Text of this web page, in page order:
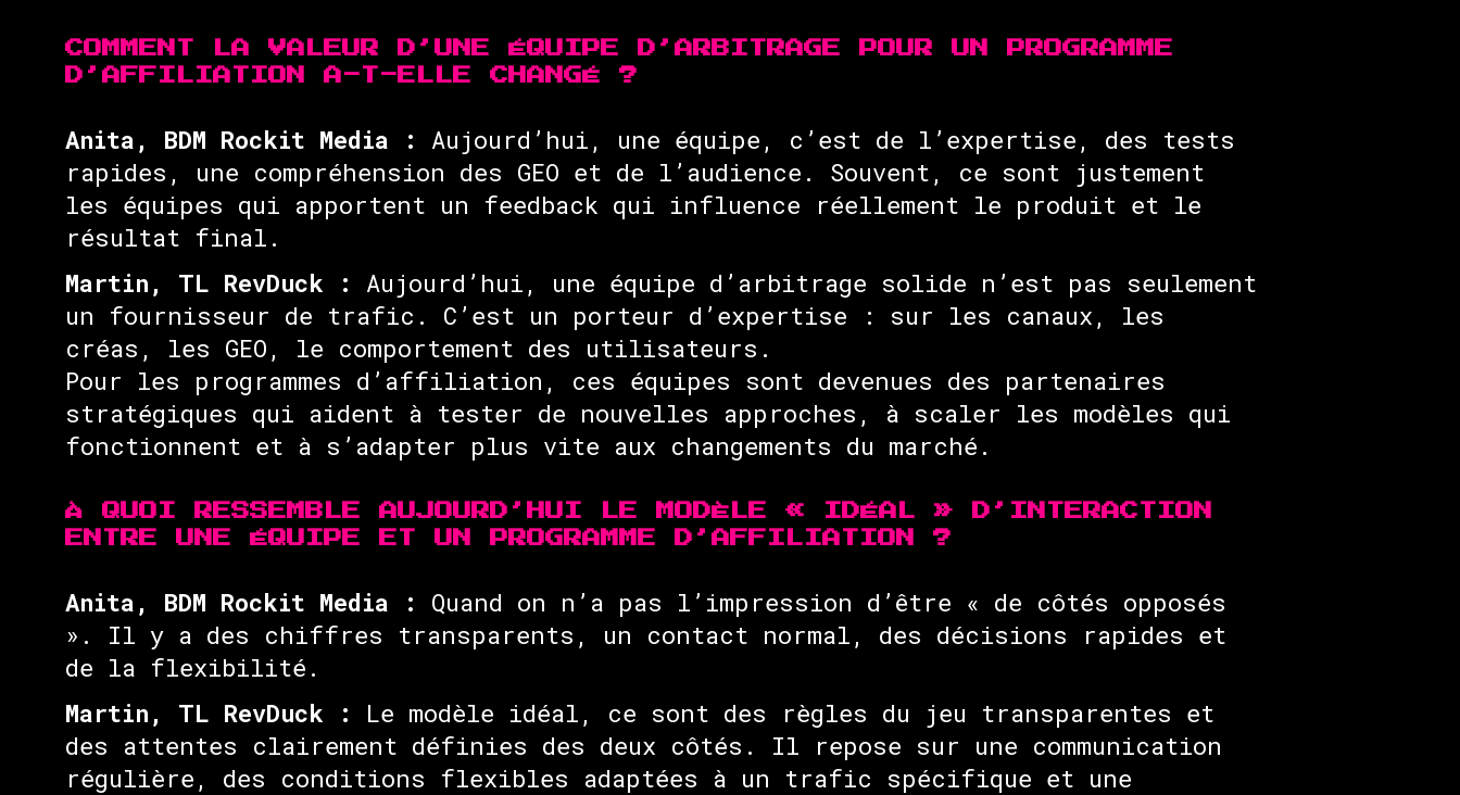
COMMENT LA VALEUR D’UNE ÉQUIPE D’ARBITRAGE POUR UN PROGRAMME
D’AFFILIATION A-T-ELLE CHANGÉ ?
Anita, BDM Rockit Media :
Aujourd’hui, une équipe, c’est de l’expertise, des tests
rapides, une compréhension des GEO et de l’audience. Souvent, ce sont justement
les équipes qui apportent un feedback qui influence réellement le produit et le
résultat final.
Martin, TL RevDuck :
Aujourd’hui, une équipe d’arbitrage solide n’est pas seulement
un fournisseur de trafic. C’est un porteur d’expertise : sur les canaux, les
créas, les GEO, le comportement des utilisateurs.
Pour les programmes d’affiliation, ces équipes sont devenues des partenaires
stratégiques qui aident à tester de nouvelles approches, à scaler les modèles qui
fonctionnent et à s’adapter plus vite aux changements du marché.
À QUOI RESSEMBLE AUJOURD’HUI LE MODÈLE « IDÉAL » D’INTERACTION
ENTRE UNE ÉQUIPE ET UN PROGRAMME D’AFFILIATION ?
Anita, BDM Rockit Media :
Quand on n’a pas l’impression d’être « de côtés opposés
». Il y a des chiffres transparents, un contact normal, des décisions rapides et
de la flexibilité.
Martin, TL RevDuck :
Le modèle idéal, ce sont des règles du jeu transparentes et
des attentes clairement définies des deux côtés. Il repose sur une communication
régulière, des conditions flexibles adaptées à un trafic spécifique et une